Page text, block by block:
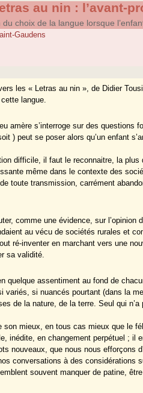
au nin : l’avant-
du choix de la langue lorsque
Gaudens
les « Letras au nin », de Didier
langue.
amère s’interroge sur des questions
) peut se poser alors qu’un enfant
difficile, il faut le reconnaitre, la
même dans le contexte des
toute transmission, carrément
comme une évidence, sur
au vécu de sociétés rurales et
ré-inventer en marchant vers une
sa validité.
quelque assentiment au fond de
variés, si nuancés pourtant (dans la
de la nature, de la terre. Seul qui
son mieux, en tous cas mieux que le
inédite, en changement perpétuel ;
nouveaux, que nous nous efforçons
conversations à des considérations
souvent manquer de patine,